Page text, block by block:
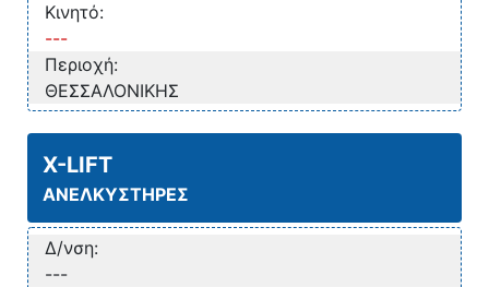
Κινητό:
---
Περιοχή:
ΘΕΣΣΑΛΟΝΙΚΗΣ
X-LIFT
ΑΝΕΛΚΥΣΤΗΡΕΣ
Δ/νση:
---